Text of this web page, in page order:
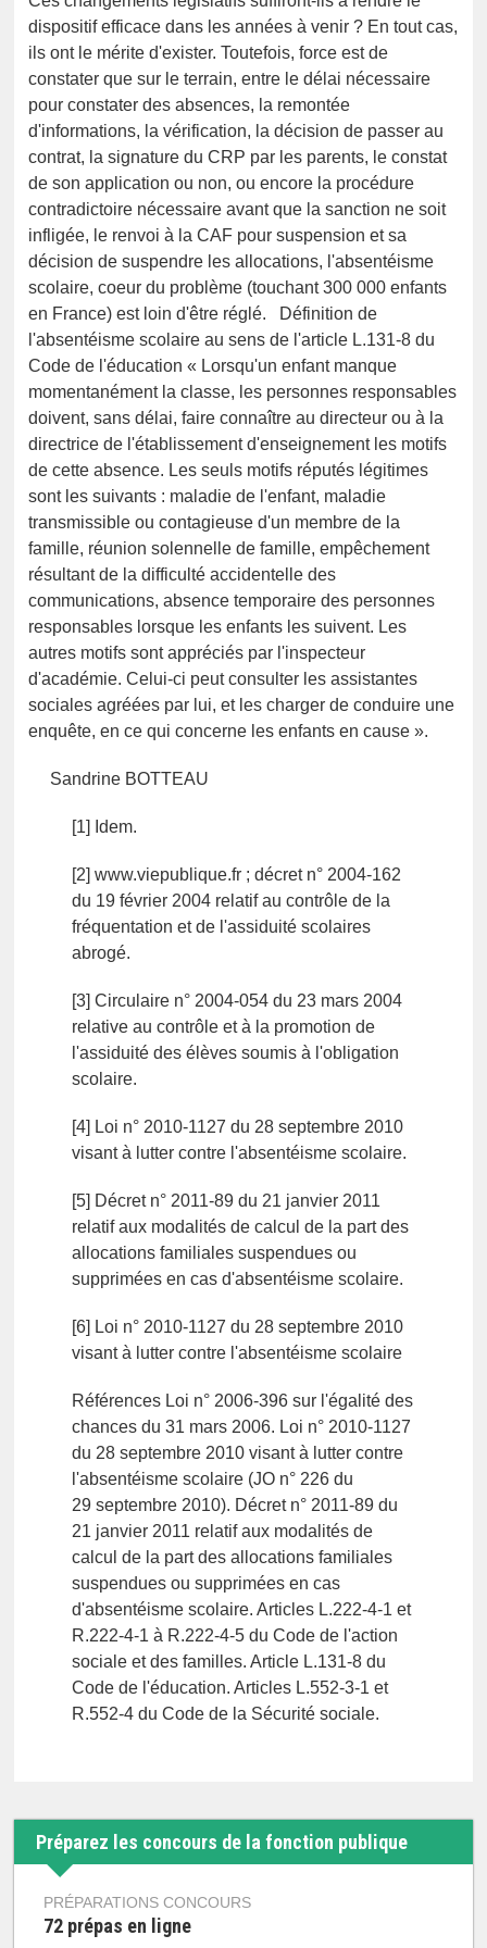
dispositif efficace dans les années à venir ? En tout cas,
ils ont le mérite d'exister. Toutefois, force est de
constater que sur le terrain, entre le délai nécessaire
pour constater des absences, la remontée
d'informations, la vérification, la décision de passer au
contrat, la signature du CRP par les parents, le constat
de son application ou non, ou encore la procédure
contradictoire nécessaire avant que la sanction ne soit
infligée, le renvoi à la CAF pour suspension et sa
décision de suspendre les allocations, l'absentéisme
scolaire, coeur du problème (touchant 300 000 enfants
en France) est loin d'être réglé. Définition de
l'absentéisme scolaire au sens de l'article L.131-8 du
Code de l'éducation « Lorsqu'un enfant manque
momentanément la classe, les personnes responsables
doivent, sans délai, faire connaître au directeur ou à la
directrice de l'établissement d'enseignement les motifs
de cette absence. Les seuls motifs réputés légitimes
sont les suivants : maladie de l'enfant, maladie
transmissible ou contagieuse d'un membre de la
famille, réunion solennelle de famille, empêchement
résultant de la difficulté accidentelle des
communications, absence temporaire des personnes
responsables lorsque les enfants les suivent. Les
autres motifs sont appréciés par l'inspecteur
d'académie. Celui-ci peut consulter les assistantes
sociales agréées par lui, et les charger de conduire une
enquête, en ce qui concerne les enfants en cause ».
Sandrine BOTTEAU
[1] Idem.
[2] www.viepublique.fr ; décret n° 2004-162
du 19 février 2004 relatif au contrôle de la
fréquentation et de l'assiduité scolaires
abrogé.
[3] Circulaire n° 2004-054 du 23 mars 2004
relative au contrôle et à la promotion de
l'assiduité des élèves soumis à l'obligation
scolaire.
[4] Loi n° 2010-1127 du 28 septembre 2010
visant à lutter contre l'absentéisme scolaire.
[5] Décret n° 2011-89 du 21 janvier 2011
relatif aux modalités de calcul de la part des
allocations familiales suspendues ou
supprimées en cas d'absentéisme scolaire.
[6] Loi n° 2010-1127 du 28 septembre 2010
visant à lutter contre l'absentéisme scolaire
Références Loi n° 2006-396 sur l'égalité des
chances du 31 mars 2006. Loi n° 2010-1127
du 28 septembre 2010 visant à lutter contre
l'absentéisme scolaire (JO n° 226 du
29 septembre 2010). Décret n° 2011-89 du
21 janvier 2011 relatif aux modalités de
calcul de la part des allocations familiales
suspendues ou supprimées en cas
d'absentéisme scolaire. Articles L.222-4-1 et
R.222-4-1 à R.222-4-5 du Code de l'action
sociale et des familles. Article L.131-8 du
Code de l'éducation. Articles L.552-3-1 et
R.552-4 du Code de la Sécurité sociale.
Préparez les concours de la fonction publique
PRÉPARATIONS CONCOURS
72 prépas en ligne